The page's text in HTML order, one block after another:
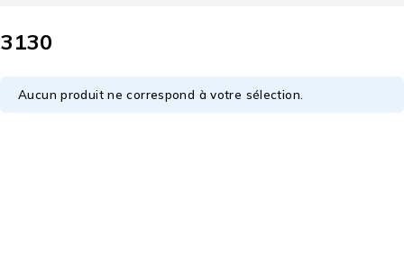
3130
Aucun produit ne correspond à votre sélection.